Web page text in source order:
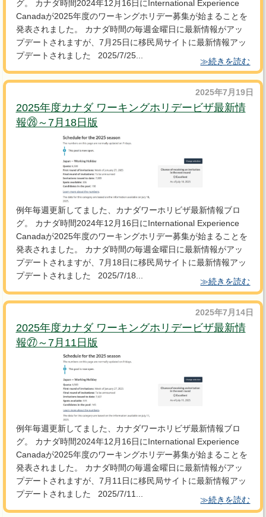
グ。 カナダ時間2024年12月16日にInternational Experience
Canadaが2025年度のワーキングホリデー募集が始まることを
発表されました。 カナダ時間の毎週金曜日に最新情報がアッ
プデートされますが、7月25日に移民局サイトに最新情報アッ
プデートされました 2025/7/25...
≫続きを読む
2025年7月19日
2025年度カナダ ワーキングホリデービザ最新情
報㉘～7月18日版
例年毎週更新してました、カナダワーホリビザ最新情報ブロ
グ。 カナダ時間2024年12月16日にInternational Experience
Canadaが2025年度のワーキングホリデー募集が始まることを
発表されました。 カナダ時間の毎週金曜日に最新情報がアッ
プデートされますが、7月18日に移民局サイトに最新情報アッ
プデートされました 2025/7/18...
≫続きを読む
2025年7月14日
2025年度カナダ ワーキングホリデービザ最新情
報㉗～7月11日版
例年毎週更新してました、カナダワーホリビザ最新情報ブロ
グ。 カナダ時間2024年12月16日にInternational Experience
Canadaが2025年度のワーキングホリデー募集が始まることを
発表されました。 カナダ時間の毎週金曜日に最新情報がアッ
プデートされますが、7月11日に移民局サイトに最新情報アッ
プデートされました 2025/7/11...
≫続きを読む